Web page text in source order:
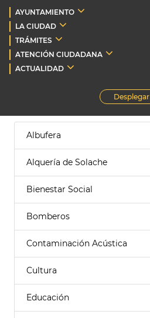
AYUNTAMIENTO
LA CIUDAD
TRÁMITES
ATENCIÓN CIUDADANA
ACTUALIDAD
Desplegar
Albufera
Alquería de Solache
Bienestar Social
Bomberos
Contaminación Acústica
Cultura
Educación